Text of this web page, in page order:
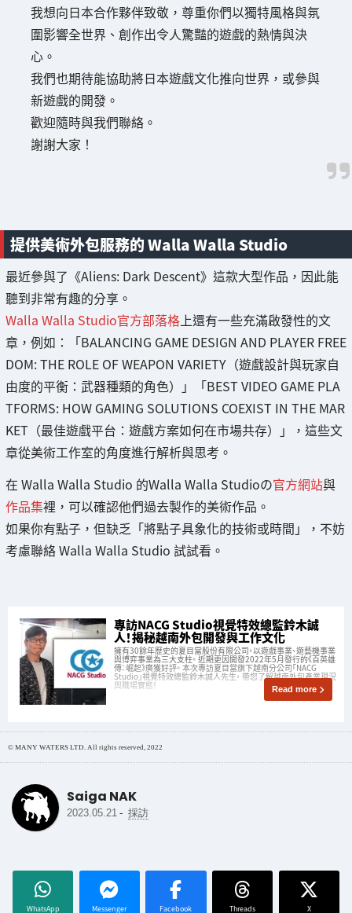
我想向日本合作夥伴致敬，尊重你們以獨特風格與氛
圍影響全世界、創作出令人驚豔的遊戲的熱情與決
心。
我們也期待能協助將日本遊戲文化推向世界，或參與
新遊戲的開發。
歡迎隨時與我們聯絡。
謝謝大家！
提供美術外包服務的 Walla Walla Studio
最近參與了《Aliens: Dark Descent》這款大型作品，因此能
聽到非常有趣的分享。
Walla Walla Studio官方部落格上還有一些充滿啟發性的文
章，例如：「BALANCING GAME DESIGN AND PLAYER FREE
DOM: THE ROLE OF WEAPON VARIETY（遊戲設計與玩家自
由度的平衡：武器種類的角色）」「BEST VIDEO GAME PLA
TFORMS: HOW GAMING SOLUTIONS COEXIST IN THE MAR
KET（最佳遊戲平台：遊戲方案如何在市場共存）」，這些文
章從美術工作室的角度進行解析與思考。
在 Walla Walla Studio 的Walla Walla Studioの官方網站與
作品集裡，可以確認他們過去製作的美術作品。
如果你有點子，但缺乏「將點子具象化的技術或時間」，不妨
考慮聯絡 Walla Walla Studio 試試看。
專訪NACG Studio視覺特效總監鈴木誠
人！揭秘越南外包開發與工作文化
擁有30餘年歷史的夏目當股份有限公司，以遊戲事業、遊藝機事業
與博弈事業為三大支柱。 近期更因開發2022年5月發行的《百英雄
傳：崛起》廣獲好評。 本次專訪夏目當旗下越南分公司「NACG
Studio」視覺特效總監鈴木誠人先生， 帶您了解越南外包產業現況
與職場實態！ Read more
© MANY WATERS LTD. All rights reserved, 2022
Saiga NAK
2023.05.21 - 採訪
WhatsApp Messenger Facebook Threads X